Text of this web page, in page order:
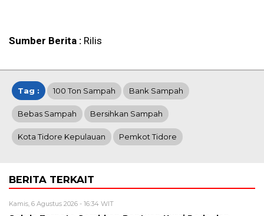
Sumber Berita : Rilis
Tag : 100 Ton Sampah Bank Sampah
Bebas Sampah Bersihkan Sampah
Kota Tidore Kepulauan Pemkot Tidore
BERITA TERKAIT
Kamis, 6 Agustus 2026 - 16:34 WIT